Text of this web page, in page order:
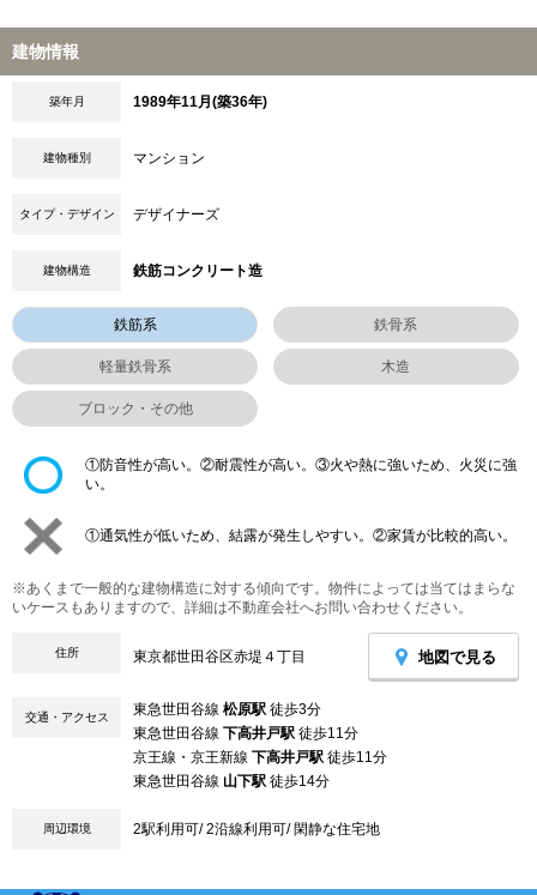
建物情報
築年月 1989年11月(築36年)
建物種別 マンション
タイプ・デザイン デザイナーズ
建物構造 鉄筋コンクリート造
鉄筋系 鉄骨系
軽量鉄骨系 木造
ブロック・その他
①防音性が高い。②耐震性が高い。③火や熱に強いため、火災に強
い。
①通気性が低いため、結露が発生しやすい。②家賃が比較的高い。
※あくまで一般的な建物構造に対する傾向です。物件によっては当てはまらな
いケースもありますので、詳細は不動産会社へお問い合わせください。
住所 東京都世田谷区赤堤４丁目 地図で見る
交通・アクセス 東急世田谷線 松原駅 徒歩3分
東急世田谷線 下高井戸駅 徒歩11分
京王線・京王新線 下高井戸駅 徒歩11分
東急世田谷線 山下駅 徒歩14分
周辺環境 2駅利用可/ 2沿線利用可/ 閑静な住宅地